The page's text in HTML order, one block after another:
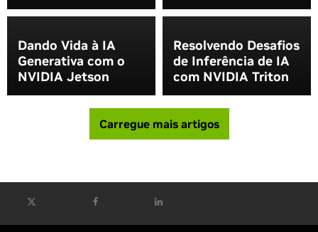
Dando Vida à IA
Generativa com o
NVIDIA Jetson
Resolvendo Desafios
de Inferência de IA
com NVIDIA Triton
Carregue mais artigos